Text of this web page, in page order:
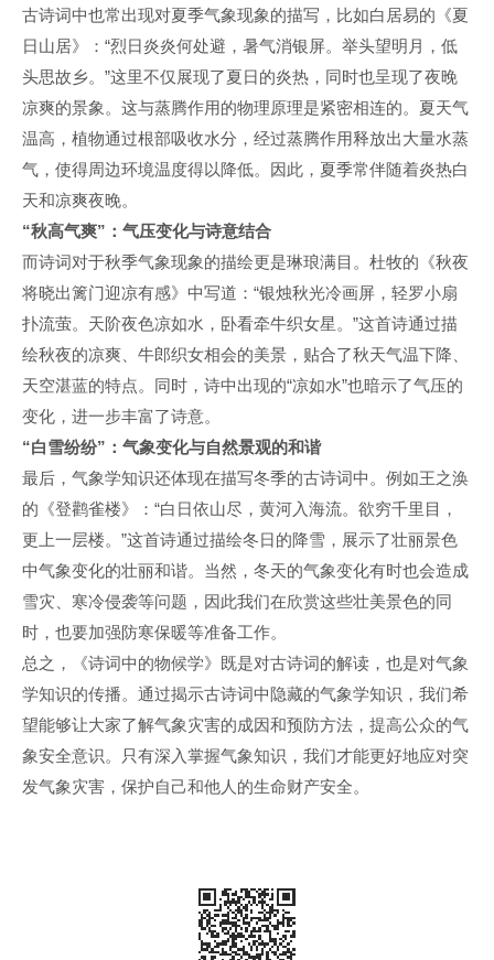
古诗词中也常出现对夏季气象现象的描写，比如白居易的《夏
日山居》：“烈日炎炎何处避，暑气消银屏。举头望明月，低
头思故乡。”这里不仅展现了夏日的炎热，同时也呈现了夜晚
凉爽的景象。这与蒸腾作用的物理原理是紧密相连的。夏天气
温高，植物通过根部吸收水分，经过蒸腾作用释放出大量水蒸
气，使得周边环境温度得以降低。因此，夏季常伴随着炎热白
天和凉爽夜晚。
“秋高气爽”：气压变化与诗意结合
而诗词对于秋季气象现象的描绘更是琳琅满目。杜牧的《秋夜
将晓出篱门迎凉有感》中写道：“银烛秋光冷画屏，轻罗小扇
扑流萤。天阶夜色凉如水，卧看牵牛织女星。”这首诗通过描
绘秋夜的凉爽、牛郎织女相会的美景，贴合了秋天气温下降、
天空湛蓝的特点。同时，诗中出现的“凉如水”也暗示了气压的
变化，进一步丰富了诗意。
“白雪纷纷”：气象变化与自然景观的和谐
最后，气象学知识还体现在描写冬季的古诗词中。例如王之涣
的《登鹳雀楼》：“白日依山尽，黄河入海流。欲穷千里目，
更上一层楼。”这首诗通过描绘冬日的降雪，展示了壮丽景色
中气象变化的壮丽和谐。当然，冬天的气象变化有时也会造成
雪灾、寒冷侵袭等问题，因此我们在欣赏这些壮美景色的同
时，也要加强防寒保暖等准备工作。
总之，《诗词中的物候学》既是对古诗词的解读，也是对气象
学知识的传播。通过揭示古诗词中隐藏的气象学知识，我们希
望能够让大家了解气象灾害的成因和预防方法，提高公众的气
象安全意识。只有深入掌握气象知识，我们才能更好地应对突
发气象灾害，保护自己和他人的生命财产安全。